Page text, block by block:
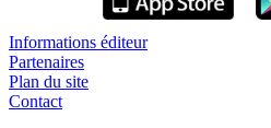
Informations éditeur
Partenaires
Plan du site
Contact